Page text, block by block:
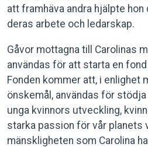
att framhäva andra hjälpte hon
deras arbete och ledarskap.
Gåvor mottagna till Carolinas
användas för att starta en fond
Fonden kommer att, i enlighet
önskemål, användas för
unga kvinnors utveckling,
starka passion för vår planets
mänskligheten som Carolina